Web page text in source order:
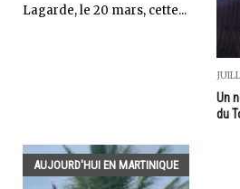
Lagarde, le 20 mars, cette...
Un
du
AUJOURD'HUI EN MARTINIQUE